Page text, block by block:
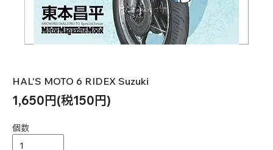
HAL'S MOTO 6 RIDEX Suzuki
1,650円(税150円)
個数